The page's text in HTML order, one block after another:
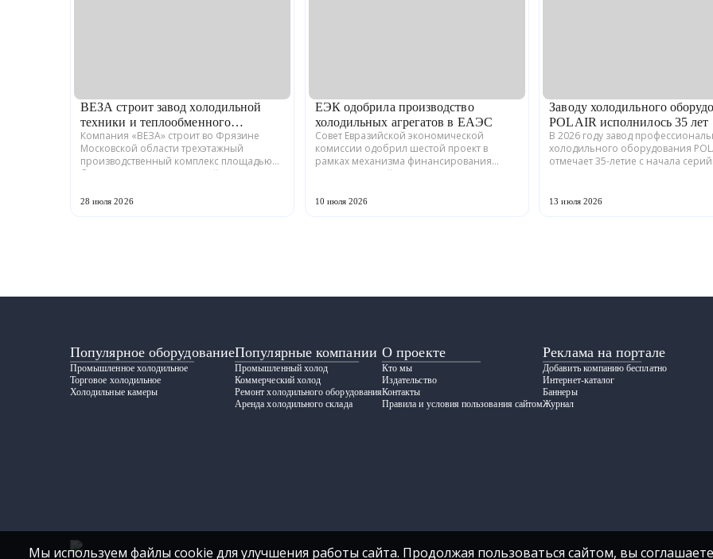
ВЕЗА строит завод холодильной
техники и теплообменного
оборудования
Компания «ВЕЗА» строит во Фрязине
Московской области трехэтажный
производственный комплекс площадью
более 12 тыс. кв. м для серийного выпуска
оборудования. ...
28 июля 2026
ЕЭК одобрила производство
холодильных агрегатов в ЕАЭС
Совет Евразийской экономической
комиссии одобрил шестой проект в
рамках механизма финансирования
промышленной кооперации в ЕАЭС.
ГРАДИЕНТ» совместно с предприятия...
10 июля 2026
Заводу холодильного
POLAIR исполнилось 35 лет
В 2026 году завод
холодильного оборудования
отмечает 35-летие с начала
Марий Эл, выпускает обору...
13 июля 2026
Популярное оборудование
Промышленное холодильное
Торговое холодильное
Холодильные камеры
Популярные компании
Промышленный холод
Коммерческий холод
Ремонт холодильного оборудования
Аренда холодильного склада
О проекте
Кто мы
Издательство
Контакты
Правила и условия пользования сайтом
Реклама на портале
Добавить компанию бесплатно
Интернет-каталог
Баннеры
Журнал
Мы используем файлы cookie для улучшения работы сайта. Продолжая пользоваться сайтом, вы